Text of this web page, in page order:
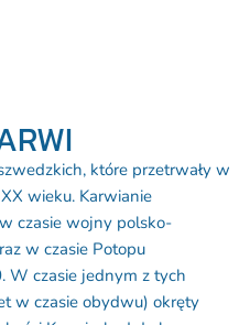
które przetrwały w
wieku. Karwianie
czasie wojny polsko-
w czasie Potopu
czasie jednym z tych
w czasie obydwu) okręty
Karwi, skąd do brzegu